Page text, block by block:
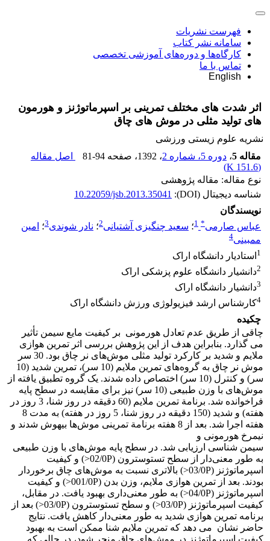
فهرست نشریات
سامانه نشر کتاب
کارگاه‌ها و دوره‌های آموزشی تخصصی
تماس با ما
English
اثر شدت های مختلف تمرینی بر اسپرماتوژنز و هورمون
های تولید مثلی در موش های چاق
نشریه علوم زیستی ورزشی
مقاله 5
، دوره 5، شماره 2 ، 1392 ، صفحه 81-94
اصل مقاله
(
151.6 K
)
نوع مقاله: مقاله پژوهشی
شناسه دیجیتال (DOI):
10.22059/jsb.2013.35041
نویسندگان
عباس صارمی*
1؛ سعید چنگیزی آشتیانی2؛ نادر شوندی3؛ امین
ممبینی4
1 استادیار دانشگاه اراک
2دانشیار دانشگاه علوم پزشکی اراک
3دانشیار دانشگاه اراک
4کارشناس ارشد فیزیولوژی ورزش دانشگاه اراک
چکیده
چاقی از طریق عدم تعادل هورمونی بر کیفیت مایع سیمن تأثیر
می گذارد. بنابراین هدف از این پژوهش بررسی اثر تمرین هوازی
ملایم و شدید بر کارکرد تولید مثلی موش‌های نر چاق بود. 30 سر
موش نر چاق به گروه‌های تمرین ملایم (10 سر)، تمرین شدید (10
سر) و کنترل (10 سر) اختصاص داده شدند. یک گروه تطبیق یافته از
موش‌های با وزن طبیعی (10 سر) نیز برای مقایسه در سطح پایه
فراخوانده شد. برنامة تمرین ملایم (60 دقیقه در روز شنا، 3 روز در
هفته) و شدید (150 دقیقه در روز شنا، 5 روز در هفته) به مدت 8
هفته اجرا شد. بعد از 8 هفته برنامة تمرینی موش‌ها بیهوش شدند و
نیمرخ هورمونی و
سیمن شناسی ارزیابی شد. در سطح پایه موش‌های با وزن طبیعی
به طور معنی‌دار از سطح تستوسترون (02/0P<) و کیفیت
اسپرماتوژنز (03/0P<) بالاتری نسبت به موش‌های چاق برخوردار
بودند. بعد از تمرین هوازی ملایم، وزن بدن (001/0P<) و کیفیت
اسپرماتوژنز (04/0P<) به طور معنی‌داری بهبود یافت. در مقابل،
کیفیت اسپرماتوژنز (03/0P<) و سطح تستوسترون (03/0P<) بعد از
برنامه تمرین هوازی شدید به طور معنی‌دار کاهش یافت. نتایج
حاضر نشان می دهد که تمرین ملایم شنا ممکن است به بهبود
کیفیت اسپرماتوژنز در موش‌های چاق منجر شود، در حالی که